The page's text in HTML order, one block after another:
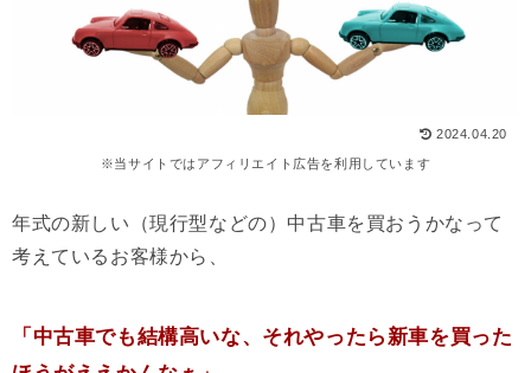
2024.04.20
※当サイトではアフィリエイト広告を利用しています
年式の新しい（現行型などの）中古車を買おうかなって
考えているお客様から、
「中古車でも結構高いな、それやったら新車を買った